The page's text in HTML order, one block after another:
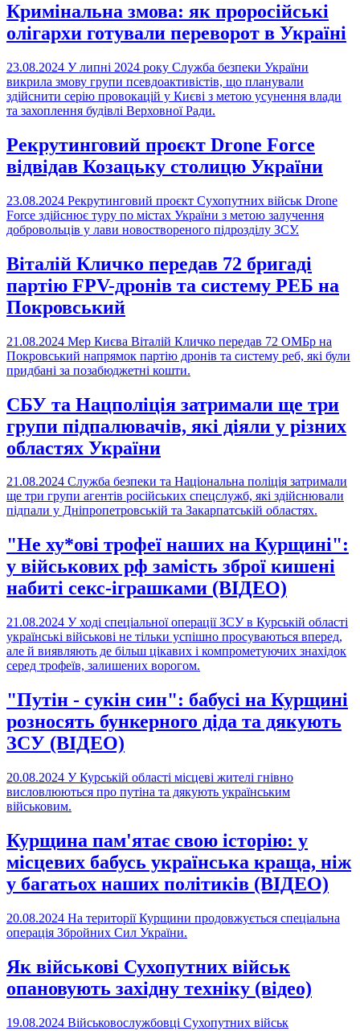
Кримінальна змова: як проросійські
олігархи готували переворот в Україні
23.08.2024 У липні 2024 року Служба безпеки України
викрила змову групи псевдоактивістів, що планували
здійснити серію провокацій у Києві з метою усунення влади
та захоплення будівлі Верховної Ради.
Рекрутинговий проєкт Drone Force
відвідав Козацьку столицю України
23.08.2024 Рекрутинговий проєкт Сухопутних військ Drone
Force здійснює туру по містах України з метою залучення
добровольців у лави новоствореного підрозділу ЗСУ.
Віталій Кличко передав 72 бригаді
партію FPV-дронів та систему РЕБ на
Покровський
21.08.2024 Мер Києва Віталій Кличко передав 72 ОМБр на
Покровський напрямок партію дронів та систему реб, які були
придбані за позабюджетні кошти.
СБУ та Нацполіція затримали ще три
групи підпалювачів, які діяли у різних
областях України
21.08.2024 Служба безпеки та Національна поліція затримали
ще три групи агентів російських спецслужб, які здійснювали
підпали у Дніпропетровській та Закарпатській областях.
"Не ху*ові трофеї наших на Курщині":
у військових рф замість зброї кишені
набиті секс-іграшками (ВІДЕО)
21.08.2024 У ході спеціальної операції ЗСУ в Курській області
українські військові не тільки успішно просуваються вперед,
але й виявляють де більш цікавих і компрометуючих знахідок
серед трофеїв, залишених ворогом.
"Путін - сукін син": бабусі на Курщині
розносять бункерного діда та дякують
ЗСУ (ВІДЕО)
20.08.2024 У Курській області місцеві жителі гнівно
висловлюються про путіна та дякують українським
військовим.
Курщина пам'ятає свою історію: у
місцевих бабусь українська краща, ніж
у багатьох наших політиків (ВІДЕО)
20.08.2024 На території Курщини продовжується спеціальна
операція Збройних Сил України.
Як військові Сухопутних військ
опановують західну техніку (відео)
19.08.2024 Військовослужбовці Сухопутних військ